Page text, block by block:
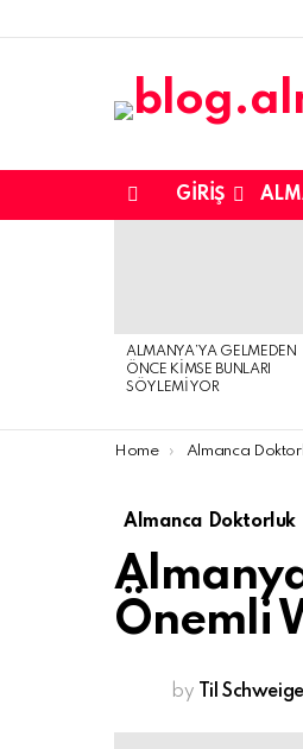
GIRIŞ
ALMANYA’YA GELMEDEN
ÖNCE KIMSE BUNLARI
SÖYLEMIYOR
You are here:
Home Almanca
Almanca Doktorluk
Önemli
by Til